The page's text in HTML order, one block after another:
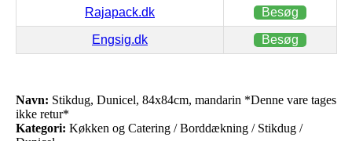
Rajapack.dk Besøg
Engsig.dk Besøg
Navn: Stikdug, Dunicel, 84x84cm, mandarin *Denne vare tages
ikke retur*
Kategori: Køkken og Catering / Borddækning / Stikdug /